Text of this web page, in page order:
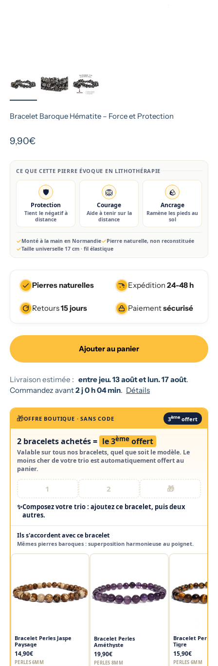
Bracelet Baroque Hématite – Force et Protection
Prix de vente
9,90€
CE QUE CETTE PIERRE ÉVOQUE EN LITHOTHÉRAPIE
🛡️
Protection
Tient le négatif à
distance
🦁
Courage
Aide à tenir sur la
distance
🪨
Ancrage
Ramène les pieds au
sol
Monté à la main en Normandie
Pierre naturelle, non reconstituée
Taille universelle 17 cm · fil élastique
Pierres naturelles Expédition24-48 h
Retours15 jours Paiementsécurisé
Ajouter au panier
Livraison estimée : entre jeu. 13 août et lun. 17 août.
Commandez avant2 j 0 h 04 min. Détails
🎁OFFRE BOUTIQUE · SANS CODE 3èmeoffert
2 bracelets achetés = le 3èmeoffert
Valable surtous nos bracelets, quel que soit le modèle. Le
moins cher de votre trio est automatiquement offert au
panier.
1 2 🎁
✨Composez votre trio : ajoutez ce bracelet, puis deux
autres.
Ils s'accordent avec ce bracelet
Mêmes pierres baroques : superposition harmonieuse au poignet.
Bracelet Perles Jaspe
Paysage
14,90€
PERLES 6MM
Bracelet Perles
Améthyste
19,90€
PERLES 8MM
Bracelet Perles
Tigre
15,90€
PERLES 6MM